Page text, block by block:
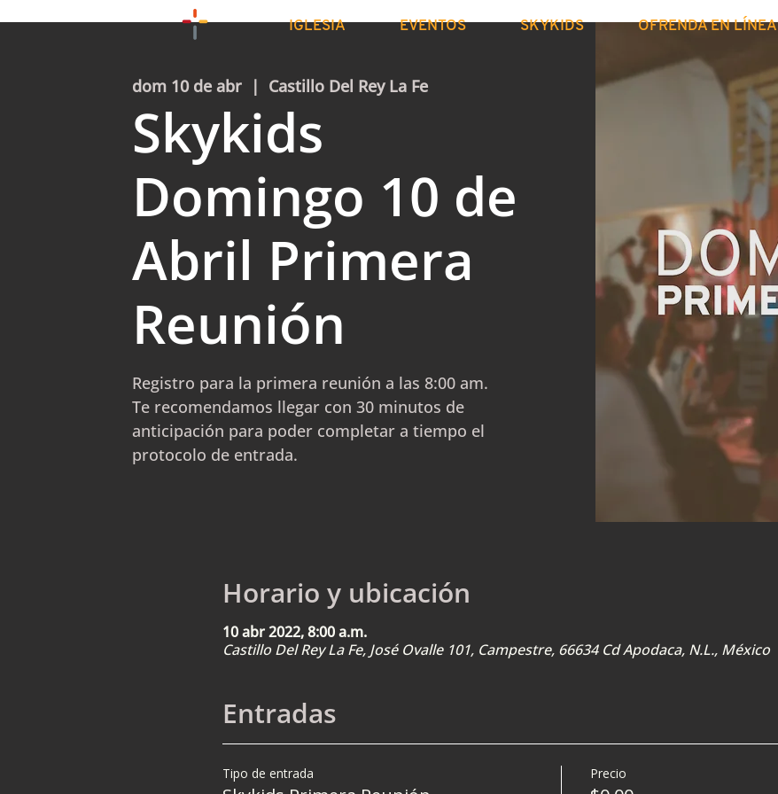
IGLESIA EVENTOS SKYKIDS OFRENDA EN LÍNEA
dom 10 de abr
  |
Castillo Del Rey La Fe
Skykids
Domingo 10 de
Abril Primera
Reunión
Registro para la primera reunión a las 8:00 am.
Te recomendamos llegar con 30 minutos de
anticipación para poder completar a tiempo el
protocolo de entrada.
Horario y ubicación
10 abr 2022, 8:00 a.m.
Castillo Del Rey La Fe, José Ovalle 101, Campestre, 66634 Cd Apodaca, N.L., México
Entradas
Tipo de entrada Precio